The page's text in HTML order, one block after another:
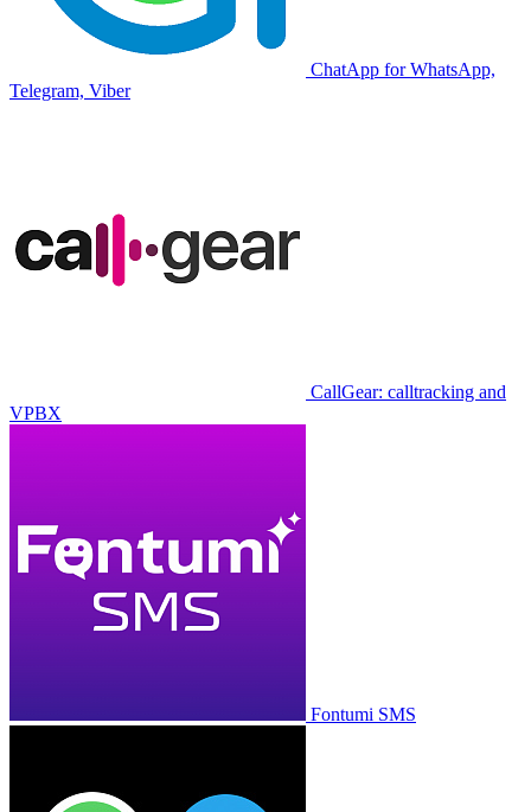
ChatApp for WhatsApp,
Telegram, Viber
CallGear: calltracking and
VPBX
Fontumi SMS